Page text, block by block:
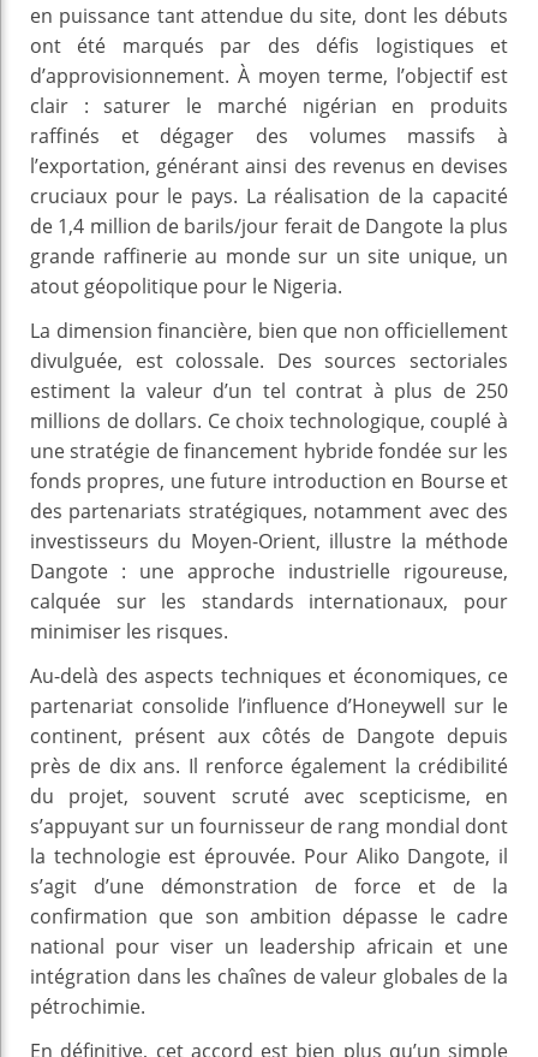
en puissance tant attendue du site, dont les débuts
ont été marqués par des défis logistiques et
d’approvisionnement. À moyen terme, l’objectif est
clair : saturer le marché nigérian en produits
raffinés et dégager des volumes massifs à
l’exportation, générant ainsi des revenus en devises
cruciaux pour le pays. La réalisation de la capacité
de 1,4 million de barils/jour ferait de Dangote la plus
grande raffinerie au monde sur un site unique, un
atout géopolitique pour le Nigeria.
La dimension financière, bien que non officiellement
divulguée, est colossale. Des sources sectoriales
estiment la valeur d’un tel contrat à plus de 250
millions de dollars. Ce choix technologique, couplé à
une stratégie de financement hybride fondée sur les
fonds propres, une future introduction en Bourse et
des partenariats stratégiques, notamment avec des
investisseurs du Moyen-Orient, illustre la méthode
Dangote : une approche industrielle rigoureuse,
calquée sur les standards internationaux, pour
minimiser les risques.
Au-delà des aspects techniques et économiques, ce
partenariat consolide l’influence d’Honeywell sur le
continent, présent aux côtés de Dangote depuis
près de dix ans. Il renforce également la crédibilité
du projet, souvent scruté avec scepticisme, en
s’appuyant sur un fournisseur de rang mondial dont
la technologie est éprouvée. Pour Aliko Dangote, il
s’agit d’une démonstration de force et de la
confirmation que son ambition dépasse le cadre
national pour viser un leadership africain et une
intégration dans les chaînes de valeur globales de la
pétrochimie.
En définitive, cet accord est bien plus qu’un simple